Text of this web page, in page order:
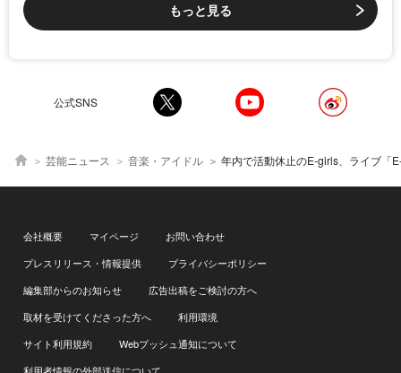
もっと見る
公式SNS
芸能ニュース 音楽・アイドル 年内で活動休止のE-girls、ライブ「E-girls PERFECT LIVE 2011→2020」より「Tomorrow will be a good day」オリ
会社概要 マイページ
お問い合わせ
プレスリリース・情報提供
プライバシーポリシー
編集部からのお知らせ
広告出稿をご検討の方へ
取材を受けてくださった方へ
利用環境
サイト利用規約
Webプッシュ通知について